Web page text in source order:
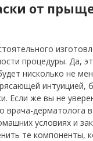
от
процедуры. Да,
нисколько не
интуицией,
Если же вы не
врача-дерматолога
условиях и
те компоненты,